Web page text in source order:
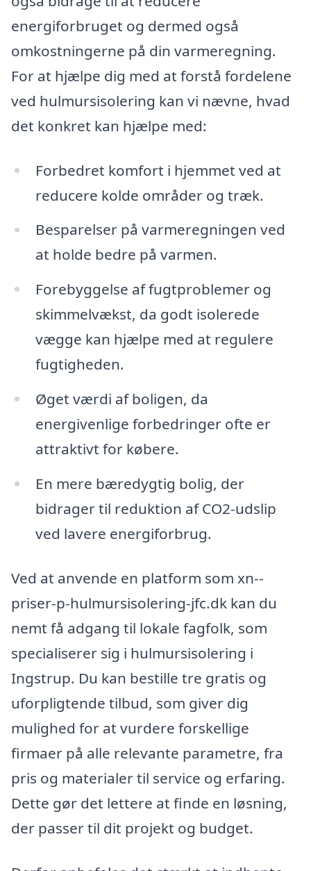
energiforbruget og dermed også
omkostningerne på din varmeregning.
For at hjælpe dig med at forstå fordelene
ved hulmursisolering kan vi nævne, hvad
det konkret kan hjælpe med:
Forbedret komfort i hjemmet ved at
reducere kolde områder og træk.
Besparelser på varmeregningen ved
at holde bedre på varmen.
Forebyggelse af fugtproblemer og
skimmelvækst, da godt isolerede
vægge kan hjælpe med at regulere
fugtigheden.
Øget værdi af boligen, da
energivenlige forbedringer ofte er
attraktivt for købere.
En mere bæredygtig bolig, der
bidrager til reduktion af CO2-udslip
ved lavere energiforbrug.
Ved at anvende en platform som xn--
priser-p-hulmursisolering-jfc.dk kan du
nemt få adgang til lokale fagfolk, som
specialiserer sig i hulmursisolering i
Ingstrup. Du kan bestille tre gratis og
uforpligtende tilbud, som giver dig
mulighed for at vurdere forskellige
firmaer på alle relevante parametre, fra
pris og materialer til service og erfaring.
Dette gør det lettere at finde en løsning,
der passer til dit projekt og budget.